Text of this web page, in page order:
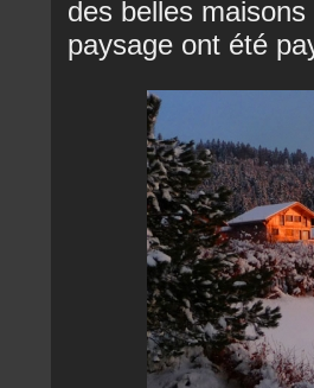
des belles
paysage ont été